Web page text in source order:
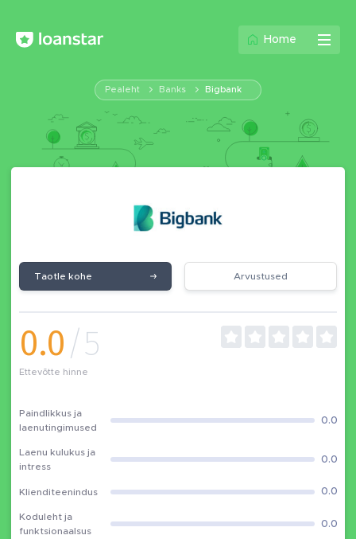
Home
Pealeht Banks Bigbank
Taotle kohe Arvustused
0.0/5
Ettevõtte hinne
Paindlikkus ja
laenutingimused
0.0
Laenu kulukus ja
intress
0.0
Klienditeenindus 0.0
Koduleht ja
funktsionaalsus
0.0